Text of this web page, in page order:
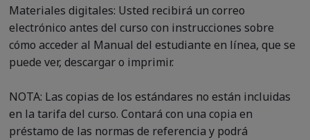
Materiales digitales: Usted recibirá un correo
electrónico antes del curso con instrucciones sobre
cómo acceder al Manual del estudiante en línea, que se
puede ver, descargar o imprimir.
NOTA: Las copias de los estándares no están incluidas
en la tarifa del curso. Contará con una copia en
préstamo de las normas de referencia y podrá